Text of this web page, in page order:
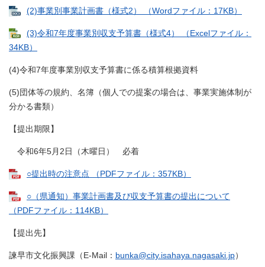
(2)事業別事業計画書（様式2） （Wordファイル：17KB）
(3)令和7年度事業別収支予算書（様式4） （Excelファイル：
34KB）
(4)令和7年度事業別収支予算書に係る積算根拠資料
(5)団体等の規約、名簿（個人での提案の場合は、事業実施体制が
分かる書類）
【提出期限】
令和6年5月2日（木曜日） 必着
○提出時の注意点 （PDFファイル：357KB）
○（県通知）事業計画書及び収支予算書の提出について
（PDFファイル：114KB）
【提出先】
諫早市文化振興課（E-Mail： bunka@city.isahaya.nagasaki.jp）